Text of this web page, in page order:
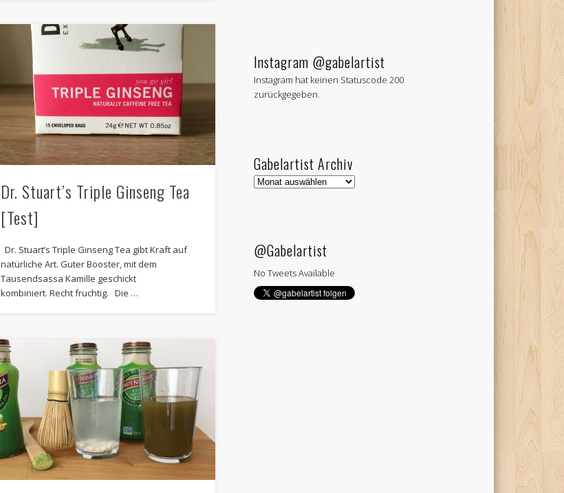
Dr. Stuart’s Triple Ginseng Tea
[Test]
Dr. Stuart’s Triple Ginseng Tea gibt Kraft auf
natürliche Art. Guter Booster, mit dem
Tausendsassa Kamille geschickt
kombiniert. Recht fruchtig. Die …
Instagram @gabelartist
Instagram hat keinen Statuscode 200
zurückgegeben.
Gabelartist Archiv
Gabelartist
@Gabelartist
No Tweets Available